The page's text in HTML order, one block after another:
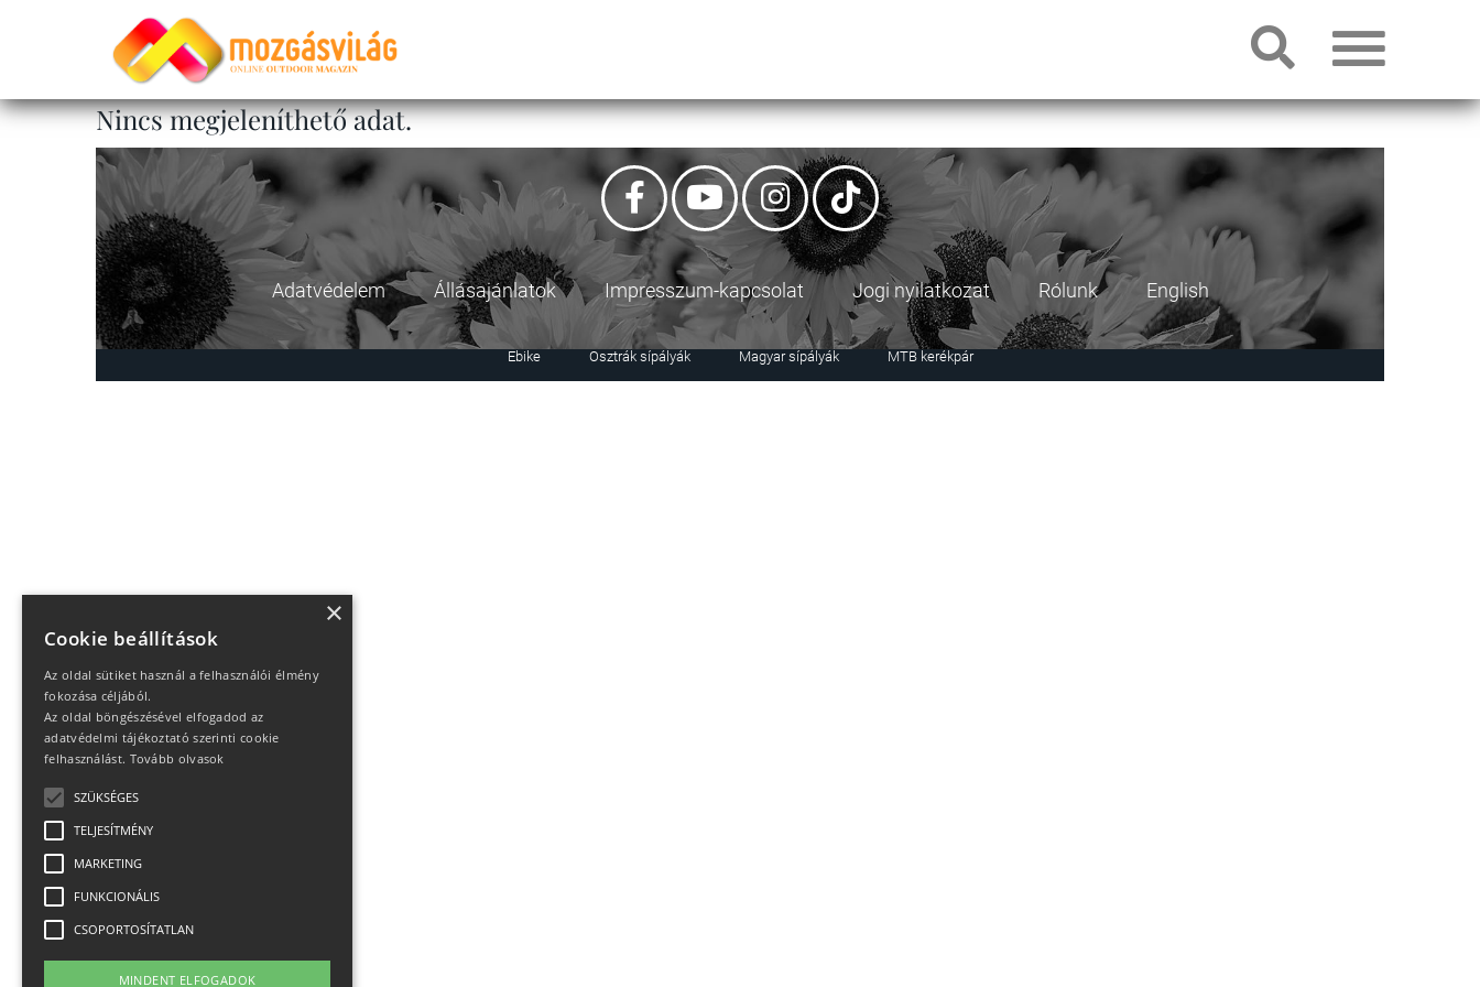
Nincs megjeleníthető adat.
Adatvédelem Állásajánlatok Impresszum-kapcsolat Jogi nyilatkozat Rólunk English
Ebike Osztrák sípályák Magyar sípályák MTB kerékpár
×
Cookie beállítások
Az oldal sütiket használ a felhasználói élmény
fokozása céljából.
Az oldal böngészésével elfogadod az
adatvédelmi tájékoztató szerinti cookie
felhasználást. Tovább olvasok
SZÜKSÉGES
TELJESÍTMÉNY
MARKETING
FUNKCIONÁLIS
CSOPORTOSÍTATLAN
MINDENT ELFOGADOK